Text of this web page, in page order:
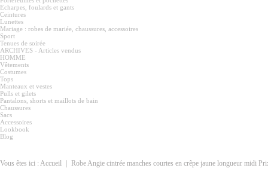
Echarpes, foulards et gants
Ceintures
Lunettes
Mariage : robes de mariée, chaussures, accessoires
Sport
Tenues de soirée
ARCHIVES - Articles vendus
HOMME
Vêtements
Costumes
Tops
Manteaux et vestes
Pulls et gilets
Pantalons, shorts et maillots de bain
Chaussures
Sacs
Accessoires
Lookbook
Blog
Vous êtes ici : Accueil Robe Angie cintrée manches courtes en crêpe jaune longueur midi